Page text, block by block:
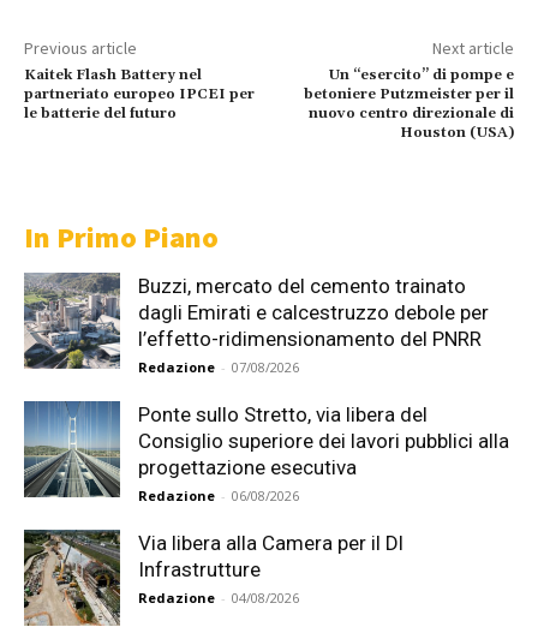
Previous article
Kaitek Flash Battery nel
partneriato europeo IPCEI per
le batterie del futuro
Next article
Un “esercito” di pompe e
betoniere Putzmeister per il
nuovo centro direzionale di
Houston (USA)
In Primo Piano
Buzzi, mercato del cemento trainato
dagli Emirati e calcestruzzo debole per
l’effetto-ridimensionamento del PNRR
Redazione - 07/08/2026
Ponte sullo Stretto, via libera del
Consiglio superiore dei lavori pubblici alla
progettazione esecutiva
Redazione - 06/08/2026
Via libera alla Camera per il Dl
Infrastrutture
Redazione - 04/08/2026